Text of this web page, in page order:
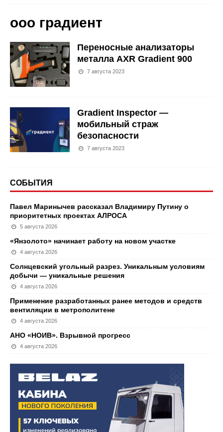
ооо градиент
Переносные анализаторы
металла AXR Gradient 900
7 августа 2023
Gradient Inspector —
мобильный страж
безопасности
7 августа 2023
СОБЫТИЯ
Павел Маринычев рассказал Владимиру Путину о
приоритетных проектах АЛРОСА
5 августа 2026
«Янзолото» начинает работу на новом участке
4 августа 2026
Солнцевский угольный разрез. Уникальным условиям
добычи — уникальные решения
4 августа 2026
Применение разработанных ранее методов и средств
вентиляции в метрополитене
4 августа 2026
АНО «НОИВ». Взрывной прогресс
4 августа 2026